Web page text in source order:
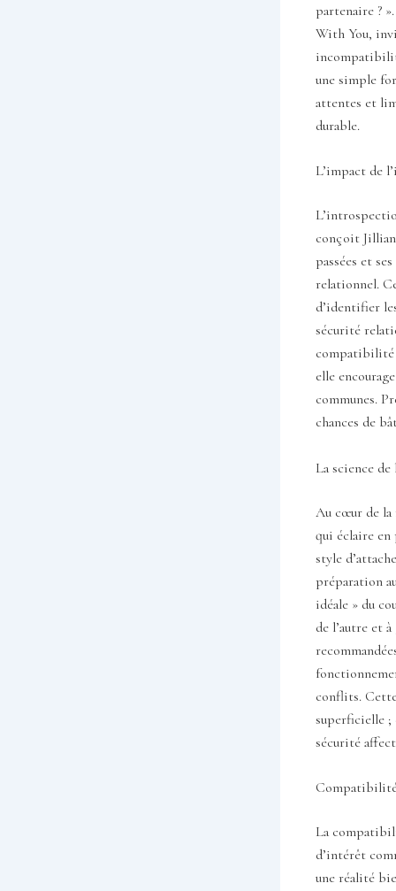
partenaire ?
With You,
une simple
attentes et
durable.
L’impact de
conçoit
passées et
relationnel.
d’identifier
sécurité
compatibilité
elle
communes.
chances de
La science
Au cœur de la
qui éclaire en
style
préparation
idéale » du
de l’autre et
conflits.
superficielle ;
sécurité
Compatibilité
La
d’intérêt
une réalité